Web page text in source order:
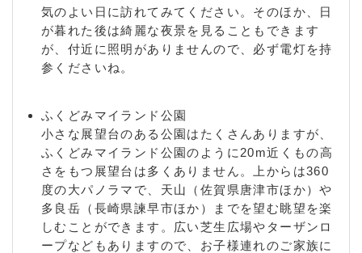
気のよい日に訪れてみてください。そのほか、日
が暮れた後は綺麗な夜景を見ることもできます
が、付近に照明がありませんので、必ず電灯を持
参くださいね。
ふくどみマイランド公園
小さな展望台のある公園はたくさんありますが、
ふくどみマイランド公園のように20m近くもの高
さをもつ展望台は多くありません。上からは360
度の大パノラマで、天山（佐賀県唐津市ほか）や
多良岳（長崎県諫早市ほか）までを望む眺望を楽
しむことができます。広い芝生広場やターザンロ
ープなどもありますので、お子様連れのご家族に